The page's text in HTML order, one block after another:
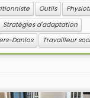
Outils
Stratégies d'adaptation
Danlos
Travailleur